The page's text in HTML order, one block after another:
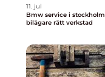
11. jul
Bmw service i stockholm så hittar
bilägare rätt verkstad